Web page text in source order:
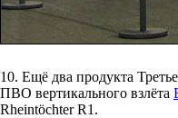
10. Ещё два продукта
ПВО вертикального взлёта
Rheintöchter R1.